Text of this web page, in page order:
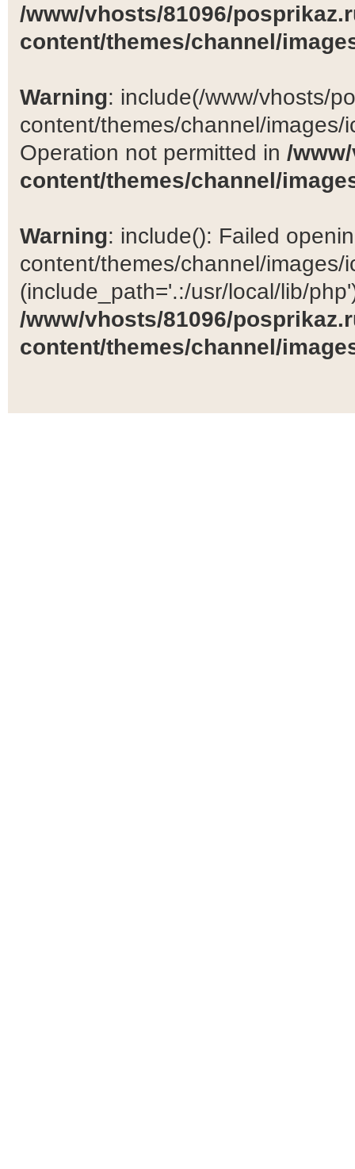
/www/vhosts/81096/
content/themes/channel/
Warning: include(/www/vhosts/
content/themes/channel/
Operation not permitted in /
content/themes/channel/
Warning: include(): Failed
content/themes/channel/images/
(include_path='.:/usr/local/lib/
/www/vhosts/81096/
content/themes/channel/